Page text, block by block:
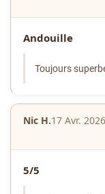
Andouille
Toujours
Nic H.17 Avr. 2026
5/5